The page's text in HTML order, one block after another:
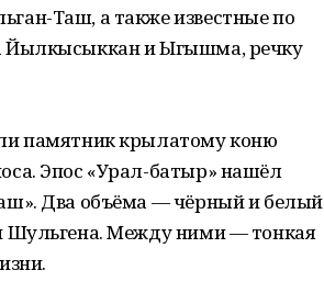
Таш, а также известные по
Йылкысыккан и Ыгышма, речку
памятник крылатому коню
Эпос «Урал-батыр» нашёл
Два объёма — чёрный и белый
Шульгена. Между ними — тонкая